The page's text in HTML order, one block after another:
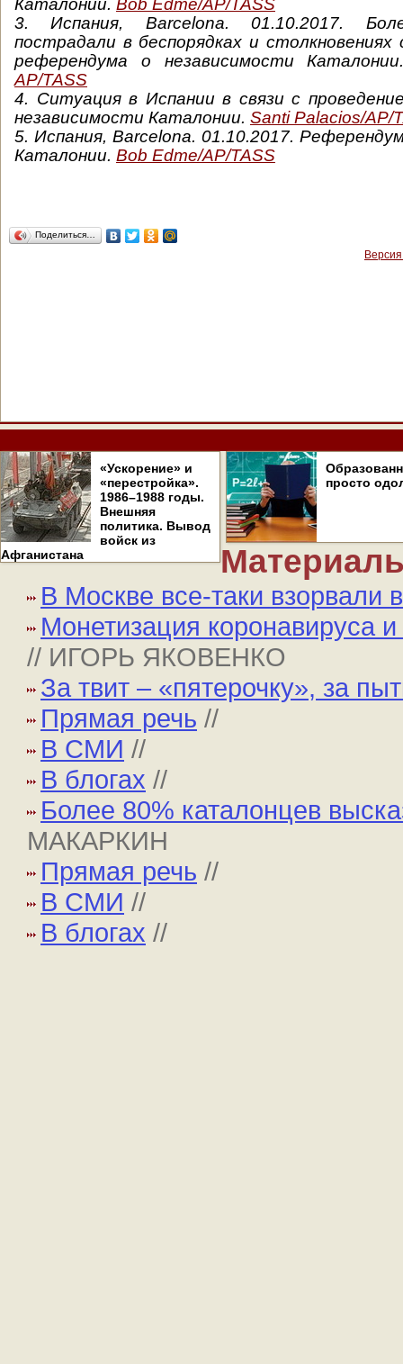
Каталонии. Bob Edme/AP/TASS
3.Испания, Barcelona.01.10.2017.
пострадали в беспорядках и столкновениях
референдума о независимости
AP/TASS
4. Ситуация в Испании в связи с
независимости Каталонии. Santi Palacios/AP/
5. Испания, Barcelona. 01.10.2017.
Каталонии. Bob Edme/AP/TASS
Поделиться…
«Ускорение» и
«перестройка».
1986–1988 годы.
Внешняя
политика. Вывод
войск из
Афганистана
просто
В Москве все-таки взорвали
Монетизация коронавируса
// ИГОРЬ ЯКОВЕНКО
За твит – «пятерочку», за
Прямая речь //
В СМИ //
В блогах //
Более 80% каталонцев
МАКАРКИН
Прямая речь //
В СМИ //
В блогах //